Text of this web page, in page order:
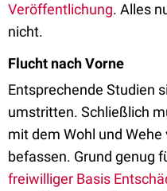
Veröffentlichung. Alles
nicht.
Flucht nach Vorne
Entsprechende Studien
umstritten. Schließlich
mit dem Wohl und
befassen. Grund genug
freiwilliger Basis